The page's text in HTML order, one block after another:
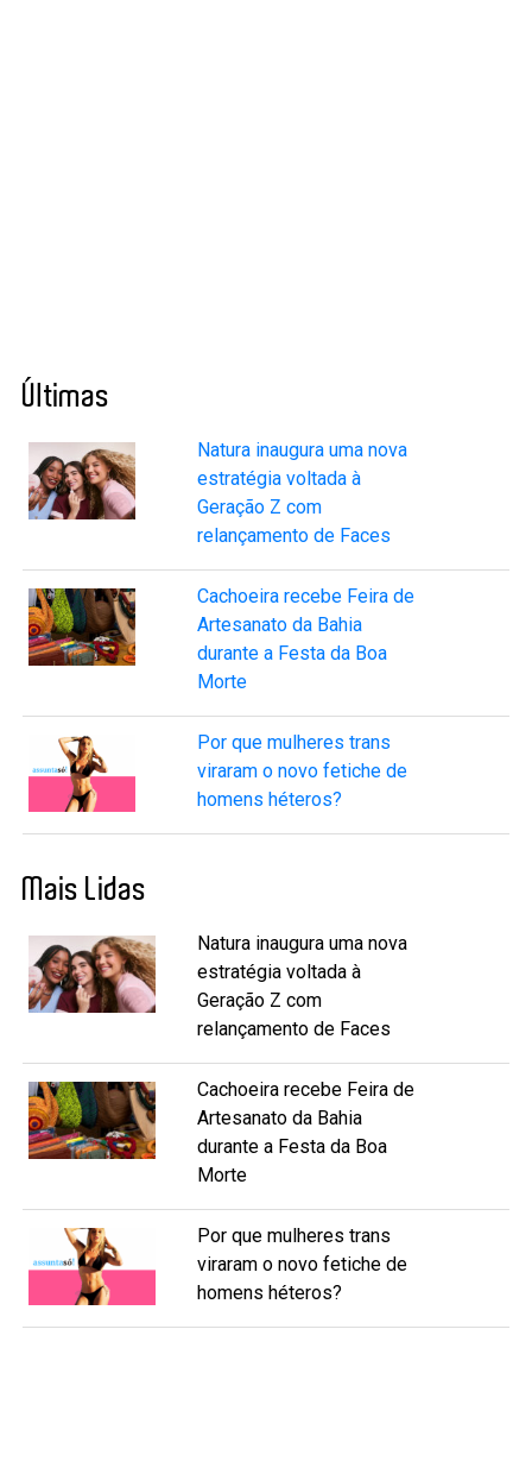
Últimas
Natura inaugura uma nova
estratégia voltada à
Geração Z com
relançamento de Faces
Cachoeira recebe Feira de
Artesanato da Bahia
durante a Festa da Boa
Morte
Por que mulheres trans
viraram o novo fetiche de
homens héteros?
Mais Lidas
Natura inaugura uma nova
estratégia voltada à
Geração Z com
relançamento de Faces
Cachoeira recebe Feira de
Artesanato da Bahia
durante a Festa da Boa
Morte
Por que mulheres trans
viraram o novo fetiche de
homens héteros?